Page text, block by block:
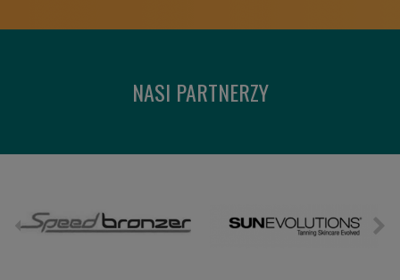
NASI PARTNERZY